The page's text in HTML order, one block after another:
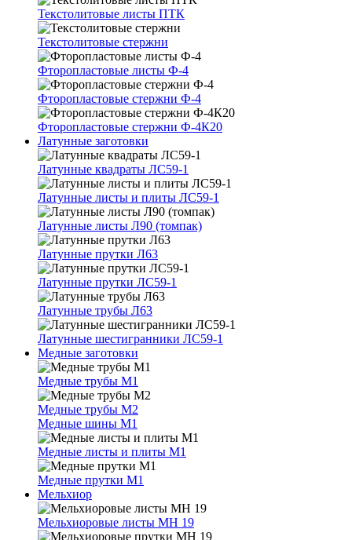
Текстолитовые листы ПТК
Текстолитовые стержни
Фторопластовые листы Ф-4
Фторопластовые стержни Ф-4
Фторопластовые стержни Ф-4К20
Латунные заготовки
Латунные квадраты ЛС59-1
Латунные листы и плиты ЛС59-1
Латунные листы Л90 (томпак)
Латунные прутки Л63
Латунные прутки ЛС59-1
Латунные трубы Л63
Латунные шестигранники ЛС59-1
Медные заготовки
Медные трубы М1
Медные трубы М2
Медные шины М1
Медные листы и плиты М1
Медные прутки М1
Мельхиор
Мельхиоровые листы МН 19